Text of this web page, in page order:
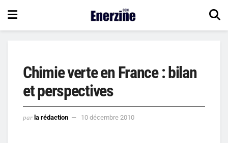
Chimie verte en France : bilan
et perspectives
par la rédaction 10 décembre 2010